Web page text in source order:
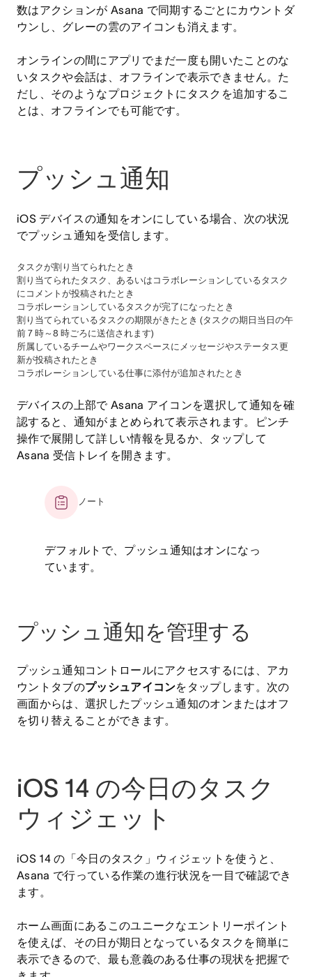
数はアクションが Asana で同期するごとにカウントダ
ウンし、グレーの雲のアイコンも消えます。
オンラインの間にアプリでまだ一度も開いたことのな
いタスクや会話は、オフラインで表示できません。た
だし、そのようなプロジェクトにタスクを追加するこ
とは、オフラインでも可能です。
プッシュ通知
iOS デバイスの通知をオンにしている場合、次の状況
でプッシュ通知を受信します。
タスクが割り当てられたとき
割り当てられたタスク、あるいはコラボレーションしているタスク
にコメントが投稿されたとき
コラボレーションしているタスクが完了になったとき
割り当てられているタスクの期限がきたとき (タスクの期日当日の午
前 7 時～8 時ごろに送信されます)
所属しているチームやワークスペースにメッセージやステータス更
新が投稿されたとき
コラボレーションしている仕事に添付が追加されたとき
デバイスの上部で Asana アイコンを選択して通知を確
認すると、通知がまとめられて表示されます。ピンチ
操作で展開して詳しい情報を見るか、タップして
Asana 受信トレイを開きます。
ノート
デフォルトで、プッシュ通知はオンになっ
ています。
プッシュ通知を管理する
プッシュ通知コントロールにアクセスするには、アカ
ウントタブのプッシュアイコンをタップします。次の
画面からは、選択したプッシュ通知のオンまたはオフ
を切り替えることができます。
iOS 14 の今日のタスク
ウィジェット
iOS 14 の「今日のタスク」ウィジェットを使うと、
Asana で行っている作業の進行状況を一目で確認でき
ます。
ホーム画面にあるこのユニークなエントリーポイント
を使えば、その日が期日となっているタスクを簡単に
表示できるので、最も意義のある仕事の現状を把握で